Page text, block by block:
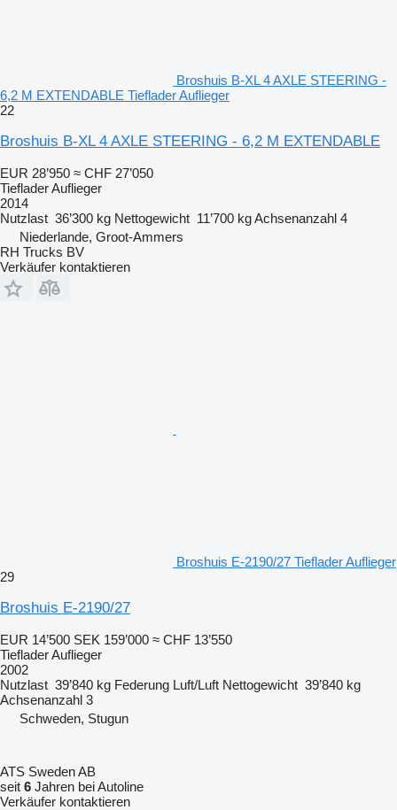
Broshuis B-XL 4 AXLE STEERING -
6,2 M EXTENDABLE Tieflader Auflieger
22
Broshuis B-XL 4 AXLE STEERING - 6,2 M EXTENDABLE
EUR 28’950 ≈ CHF 27’050
Tieflader Auflieger
2014
Nutzlast 36’300 kg Nettogewicht 11’700 kgAchsenanzahl 4
Niederlande, Groot-Ammers
RH Trucks BV
Verkäufer kontaktieren
Broshuis E-2190/27 Tieflader Auflieger
29
Broshuis E-2190/27
EUR 14’500 SEK 159’000 ≈ CHF 13’550
Tieflader Auflieger
2002
Nutzlast 39’840 kg Federung Luft/Luft Nettogewicht 39’840 kg
Achsenanzahl 3
Schweden, Stugun
ATS Sweden AB
seit 6 Jahren bei Autoline
Verkäufer kontaktieren